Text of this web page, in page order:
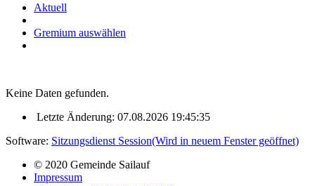
Aktuell
Gremium auswählen
Keine Daten gefunden.
Letzte Änderung: 07.08.2026 19:45:35
Software: Sitzungsdienst Session(Wird in neuem Fenster geöffnet)
© 2020 Gemeinde Sailauf
Impressum